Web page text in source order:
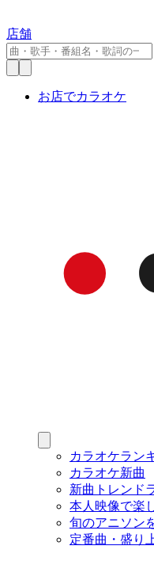
店舗
お店でカラオケ
カラオケラン
カラオケ新曲
新曲トレンド
本人映像で楽
旬のアニソン
定番曲・盛り